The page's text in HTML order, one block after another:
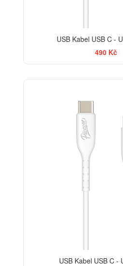
USB Kabel USB C -
490 Kč
USB Kabel USB C -